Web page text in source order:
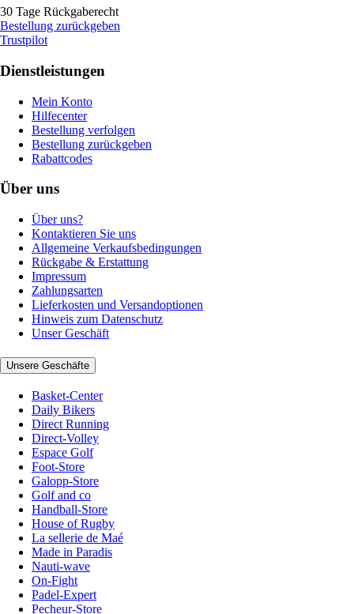
30 Tage Rückgaberecht
Bestellung zurückgeben
Trustpilot
Dienstleistungen
Mein Konto
Hilfecenter
Bestellung verfolgen
Bestellung zurückgeben
Rabattcodes
Über uns
Über uns?
Kontaktieren Sie uns
Allgemeine Verkaufsbedingungen
Rückgabe & Erstattung
Impressum
Zahlungsarten
Lieferkosten und Versandoptionen
Hinweis zum Datenschutz
Unser Geschäft
Unsere Geschäfte
Basket-Center
Daily Bikers
Direct Running
Direct-Volley
Espace Golf
Foot-Store
Galopp-Store
Golf and co
Handball-Store
House of Rugby
La sellerie de Maé
Made in Paradis
Nauti-wave
On-Fight
Padel-Expert
Pecheur-Store